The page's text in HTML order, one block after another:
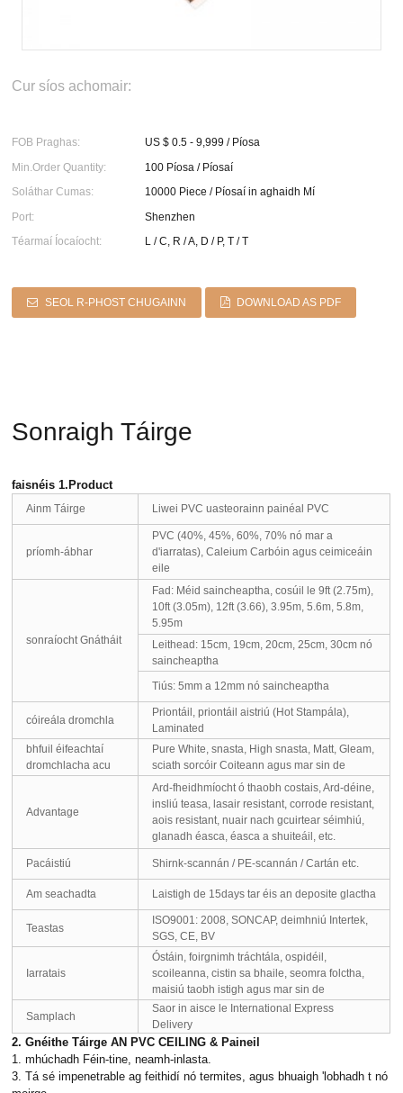
Cur síos achomair:
FOB Praghas:
US $ 0.5 - 9,999 / Píosa
Min.Order Quantity:
100 Píosa / Píosaí
Soláthar Cumas:
10000 Piece / Píosaí in aghaidh Mí
Port:
Shenzhen
Téarmaí Íocaíocht:
L / C, R / A, D / P, T / T
SEOL R-PHOST CHUGAINN DOWNLOAD AS PDF
Sonraigh Táirge
faisnéis 1.Product
Ainm Táirge Liwei PVC uasteorainn painéal PVC
príomh-ábhar
PVC (40%, 45%, 60%, 70% nó mar a
d'iarratas), Caleium Carbóin agus ceimiceáin
eile
sonraíocht Gnátháit
Fad: Méid saincheaptha, cosúil le 9ft (2.75m),
10ft (3.05m), 12ft (3.66), 3.95m, 5.6m, 5.8m,
5.95m
Leithead: 15cm, 19cm, 20cm, 25cm, 30cm nó
saincheaptha
Tiús: 5mm a 12mm nó saincheaptha
cóireála dromchla
Priontáil, priontáil aistriú (Hot Stampála),
Laminated
bhfuil éifeachtaí
dromchlacha acu
Pure White, snasta, High snasta, Matt, Gleam,
sciath sorcóir Coiteann agus mar sin de
Advantage
Ard-fheidhmíocht ó thaobh costais, Ard-déine,
insliú teasa, lasair resistant, corrode resistant,
aois resistant, nuair nach gcuirtear séimhiú,
glanadh éasca, éasca a shuiteáil, etc.
Pacáistiú Shirnk-scannán / PE-scannán / Cartán etc.
Am seachadta Laistigh de 15days tar éis an deposite glactha
Teastas
ISO9001: 2008, SONCAP, deimhniú Intertek,
SGS, CE, BV
Iarratais
Óstáin, foirgnimh tráchtála, ospidéil,
scoileanna, cistin sa bhaile, seomra folctha,
maisiú taobh istigh agus mar sin de
Samplach
Saor in aisce le International Express
Delivery
2. Gnéithe Táirge AN PVC CEILING & Paineil
1. mhúchadh Féin-tine, neamh-inlasta.
3. Tá sé impenetrable ag feithidí nó termites, agus bhuaigh 'lobhadh t nó